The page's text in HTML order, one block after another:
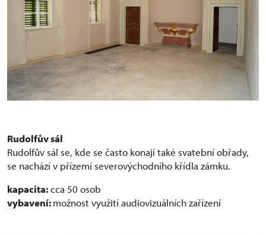
Rudolfův sál
Rudolfův sál se, kde se často konají také svatební obřady,
se nachází v přízemí severovýchodního křídla zámku.
kapacita:cca 50 osob
vybavení:možnost využití audiovizuálních zařízení